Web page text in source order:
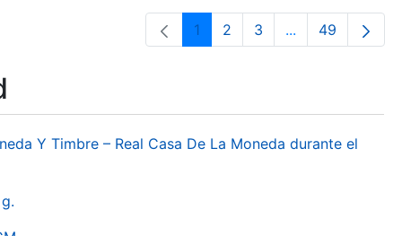
Page
1 Page
2 Page
3 ...Intermediate
Page
49
Y Timbre – Real Casa De La Moneda durante el